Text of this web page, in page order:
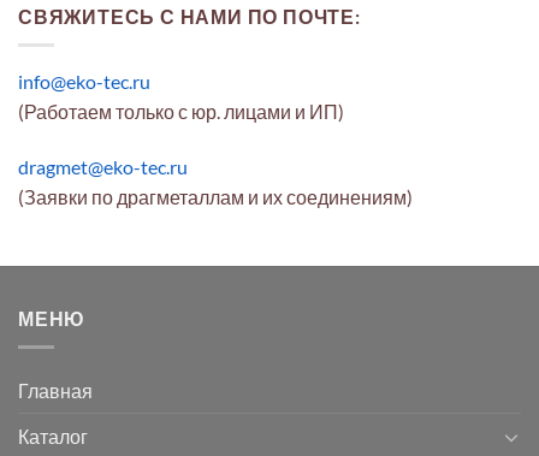
СВЯЖИТЕСЬ С НАМИ ПО ПОЧТЕ:
info@eko-tec.ru
(Работаем только с юр. лицами и ИП)
dragmet@eko-tec.ru
(Заявки по драгметаллам и их соединениям)
МЕНЮ
Главная
Каталог